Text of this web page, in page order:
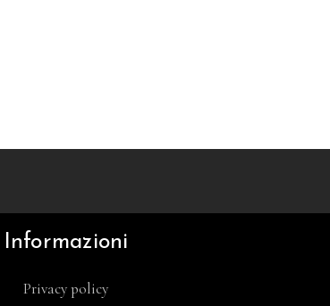
Informazioni
Privacy policy